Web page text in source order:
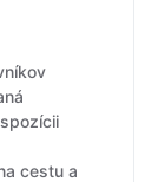
cestu a